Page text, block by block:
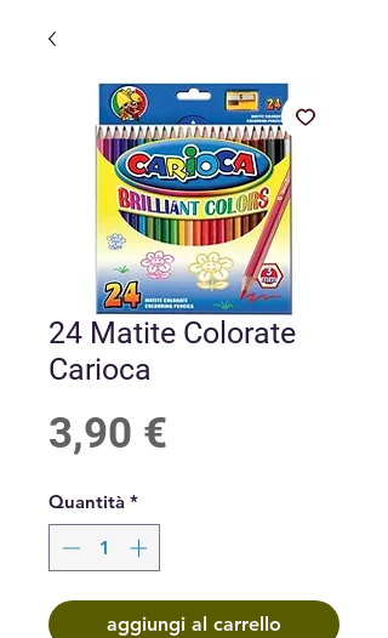
24 Matite Colorate
Carioca
3,90 €
Quantità *
aggiungi al carrello